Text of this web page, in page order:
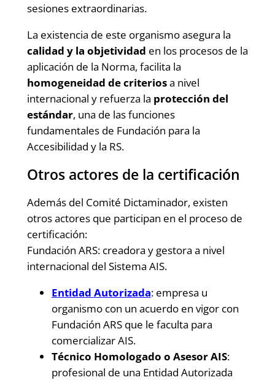
sesiones extraordinarias.
La existencia de este organismo asegura la
calidad y la objetividad en los procesos de la
aplicación de la Norma, facilita la
homogeneidad de criteriosa nivel
internacional y refuerza la protección del
estándar, una de las funciones
fundamentales de Fundación para la
Accesibilidad y la RS.
Otros actores de la certificación
Además del Comité Dictaminador, existen
otros actores que participan en el proceso de
certificación:
Fundación ARS: creadora y gestora a nivel
internacional del Sistema AIS.
Entidad Autorizada: empresa u
organismo con un acuerdo en vigor con
Fundación ARS que le faculta para
comercializar AIS.
Técnico Homologado o Asesor AIS:
profesional de una Entidad Autorizada